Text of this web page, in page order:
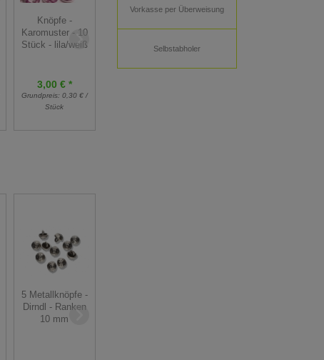
Knöpfe -
Karomuster - 10
Stück - lila/weiß
3,00 € *
Grundpreis: 0,30 € /
Stück
Stück - rot/weiß
Knopf - Dirndl -
galvanisiert -
5 Metallknöpfe -
Dirndl - Ranken
10 mm
Vorkasse per Überweisung
Selbstabholer